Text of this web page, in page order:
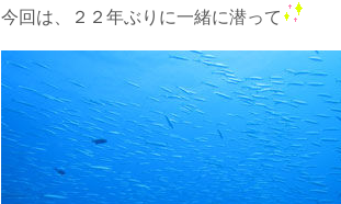
今回は、２２年ぶりに一緒に潜って